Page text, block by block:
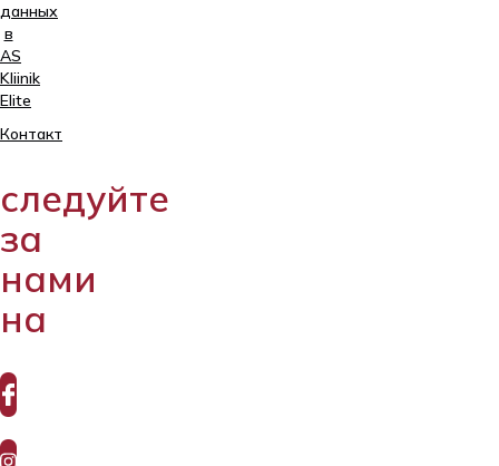
данных
в
AS
Kliinik
Elite
Контакт
следуйте
за
нами
на
Sangla
5557
2795
740